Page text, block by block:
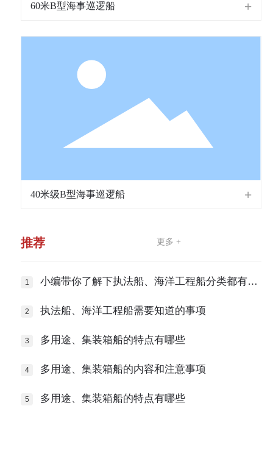
60米B型海事巡逻船
40米级B型海事巡逻船
推荐 更多 +
小编带你了解下执法船、海洋工程船分类都有哪
执法船、海洋工程船需要知道的事项
多用途、集装箱船的特点有哪些
多用途、集装箱船的内容和注意事项
多用途、集装箱船的特点有哪些